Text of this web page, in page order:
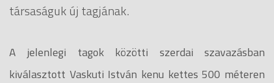
társaságuk új tagjának.
A jelenlegi tagok közötti szerdai szavazásban
kiválasztott Vaskuti István kenu kettes 500 méteren